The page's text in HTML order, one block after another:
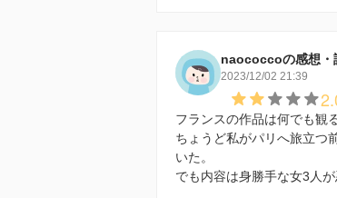
naococcoの感想・
2023/12/02 21:39
フランスの作品は何でも観
ちょうど私がパリへ旅立つ
いた。
でも内容は身勝手な女3人